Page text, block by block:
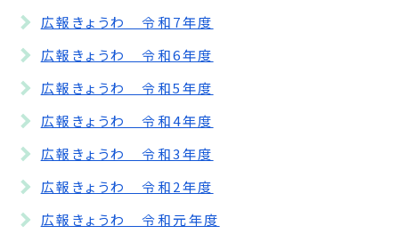
広報きょうわ 令和7年度
広報きょうわ 令和6年度
広報きょうわ 令和5年度
広報きょうわ 令和4年度
広報きょうわ 令和3年度
広報きょうわ 令和2年度
広報きょうわ 令和元年度